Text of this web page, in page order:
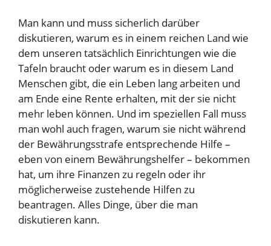
Man kann und muss sicherlich darüber
diskutieren, warum es in einem reichen Land wie
dem unseren tatsächlich Einrichtungen wie die
Tafeln braucht oder warum es in diesem Land
Menschen gibt, die ein Leben lang arbeiten und
am Ende eine Rente erhalten, mit der sie nicht
mehr leben können. Und im speziellen Fall muss
man wohl auch fragen, warum sie nicht während
der Bewährungsstrafe entsprechende Hilfe –
eben von einem Bewährungshelfer – bekommen
hat, um ihre Finanzen zu regeln oder ihr
möglicherweise zustehende Hilfen zu
beantragen. Alles Dinge, über die man
diskutieren kann.